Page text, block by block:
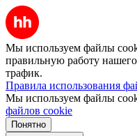
Мы используем файлы
правильную работу нашего
трафик.
Правила использования
Мы используем файлы
файлов cookie
Понятно